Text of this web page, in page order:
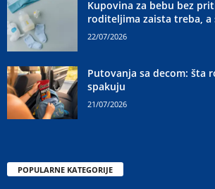
Kupovina za bebu bez
roditeljima zaista treba, a
22/07/2026
Putovanja sa decom: šta
spakuju
21/07/2026
POPULARNE KATEGORIJE